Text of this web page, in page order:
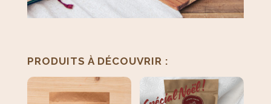
PRODUITS À DÉCOUVRIR :
PRODUITS SIMILAIRES